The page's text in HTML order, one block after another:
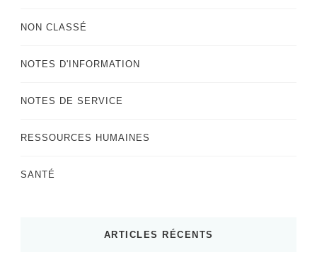
NON CLASSÉ
NOTES D'INFORMATION
NOTES DE SERVICE
RESSOURCES HUMAINES
SANTÉ
ARTICLES RÉCENTS